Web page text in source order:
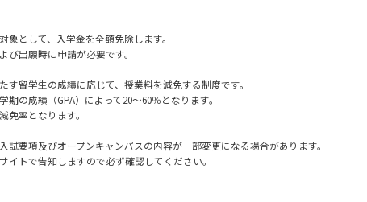
として、入学金を全額免除します。
出願時に申請が必要です。
す留学生の成績に応じて、授業料を減免する制度です。
の成績（GPA）によって20～60％となります。
率となります。
要項及びオープンキャンパスの内容が一部変更になる場合があります。
イトで告知しますので必ず確認してください。